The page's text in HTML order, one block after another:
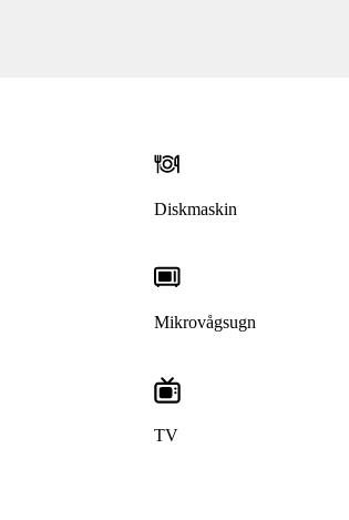
Diskmaskin
Mikrovågsugn
TV